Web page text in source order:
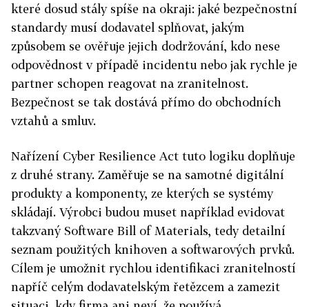
které dosud stály spíše na okraji: jaké bezpečnostní
standardy musí dodavatel splňovat, jakým
způsobem se ověřuje jejich dodržování, kdo nese
odpovědnost v případě incidentu nebo jak rychle je
partner schopen reagovat na zranitelnost.
Bezpečnost se tak dostává přímo do obchodních
vztahů a smluv.
Nařízení Cyber Resilience Act tuto logiku doplňuje
z druhé strany. Zaměřuje se na samotné digitální
produkty a komponenty, ze kterých se systémy
skládají. Výrobci budou muset například evidovat
takzvaný Software Bill of Materials, tedy detailní
seznam použitých knihoven a softwarových prvků.
Cílem je umožnit rychlou identifikaci zranitelností
napříč celým dodavatelským řetězcem a zamezit